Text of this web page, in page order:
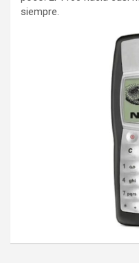
siempre.